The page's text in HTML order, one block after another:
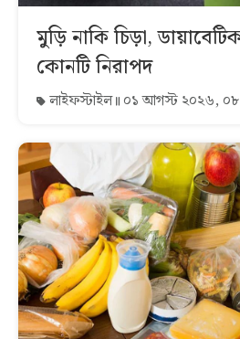
মুড়ি নাকি চিড়া,
কোনটি নিরাপদ
লাইফস্টাইল ০১ আগস্ট ২০২৬,